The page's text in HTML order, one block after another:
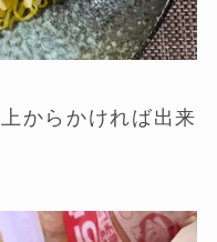
からかければ出来